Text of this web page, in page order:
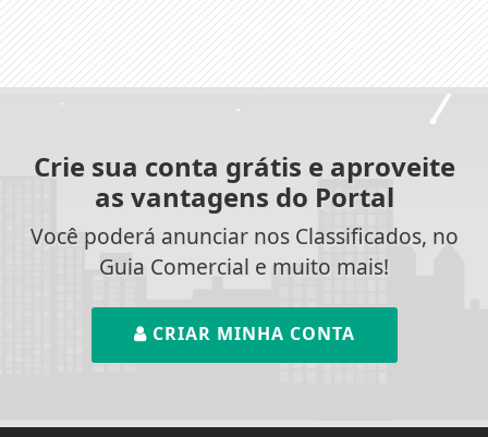
Crie sua conta grátis e aproveite
as vantagens do Portal
Você poderá anunciar nos Classificados, no
Guia Comercial e muito mais!
CRIAR MINHA CONTA